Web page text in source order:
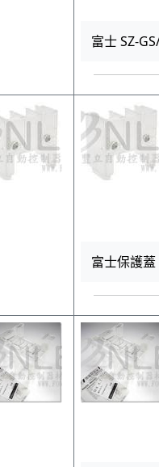
富士 SZ-
富士保護蓋